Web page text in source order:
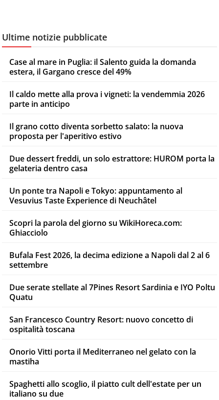
Ultime notizie pubblicate
Case al mare in Puglia: il Salento guida la domanda
estera, il Gargano cresce del 49%
Il caldo mette alla prova i vigneti: la vendemmia 2026
parte in anticipo
Il grano cotto diventa sorbetto salato: la nuova
proposta per l'aperitivo estivo
Due dessert freddi, un solo estrattore: HUROM porta la
gelateria dentro casa
Un ponte tra Napoli e Tokyo: appuntamento al
Vesuvius Taste Experience di Neuchâtel
Scopri la parola del giorno su WikiHoreca.com:
Ghiacciolo
Bufala Fest 2026, la decima edizione a Napoli dal 2 al 6
settembre
Due serate stellate al 7Pines Resort Sardinia e IYO Poltu
Quatu
San Francesco Country Resort: nuovo concetto di
ospitalità toscana
Onorio Vitti porta il Mediterraneo nel gelato con la
mastiha
Spaghetti allo scoglio, il piatto cult dell'estate per un
italiano su due